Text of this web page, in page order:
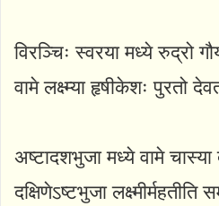
विरञ्चिः स्वरया मध्ये रुद्रो
वामे लक्ष्म्या हृषीकेशः पुरतो
अष्टादशभुजा मध्ये वामे चास्या
दक्षिणेऽष्टभुजा